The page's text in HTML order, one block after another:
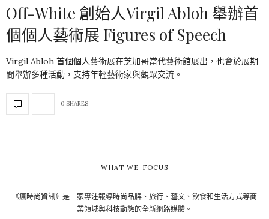
Off-White 創始人Virgil Abloh 舉辦首
個個人藝術展 Figures of Speech
Virgil Abloh 首個個人藝術展在芝加哥當代藝術館展出，也會於展期
間舉辦多種活動，支持年輕藝術家與觀眾交流。
0 SHARES
WHAT WE FOCUS
《瘋時尚資訊》是一家專注報導時尚品牌、旅行、藝文、飲食和生活方式等商
業領域與科技動態的全新網路媒體。